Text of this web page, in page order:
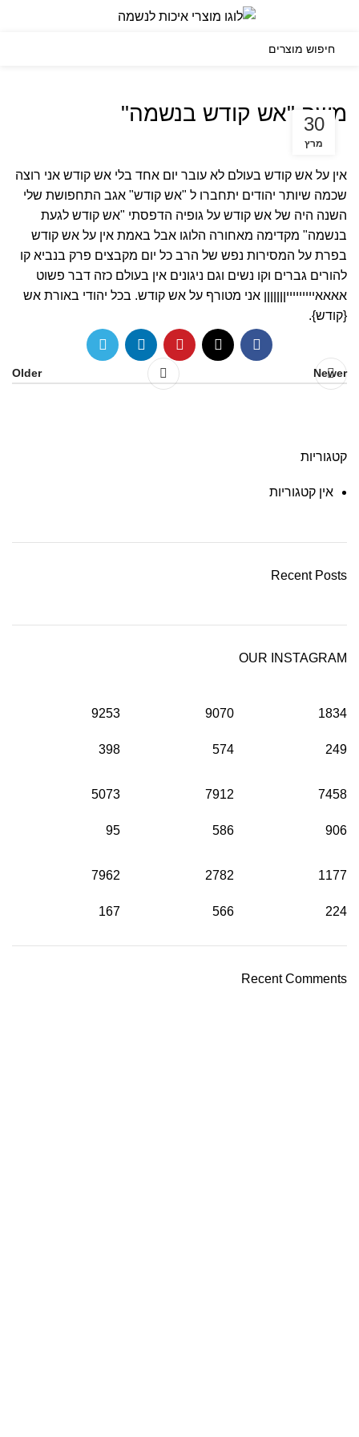
משה "אש קודש בנשמה"
30
מרץ
אין על אש קודש בעולם לא עובר יום אחד בלי אש קודש אני רוצה
שכמה שיותר יהודים יתחברו ל "אש קודש" אגב התחפושת שלי
השנה היה של אש קודש על גופיה הדפסתי "אש קודש לגעת
בנשמה" מקדימה מאחורה הלוגו אבל באמת אין על אש קודש
בפרת על המסירות נפש של הרב כל יום מקבצים פרק בנביא קו
להורים גברים וקו נשים וגם ניגונים אין בעולם כזה דבר פשוט
אאאאיייייייייןןןןןןן אני מטורף על אש קודש. בכל יהודי באורת אש
{קודש}.
Newer
Older
קטגוריות
אין קטגוריות
Recent Posts
OUR INSTAGRAM
1834
249
9070
574
9253
398
7458
906
7912
586
5073
95
1177
224
2782
566
7962
167
Recent Comments